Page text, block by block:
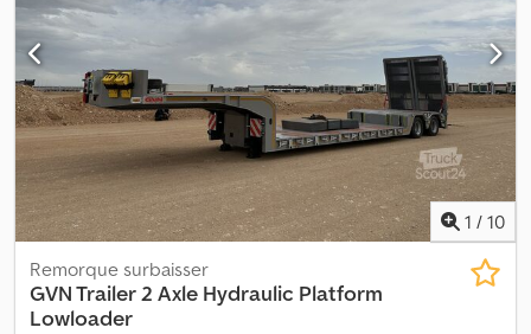
50% ; Réduction : Essieux planétaires extérieurs Poids Poids à
vide : 14.435 kg Charge utile : 11.565 kg Poids total autorisé (PTAC) :
26.000 kg Fonctionnel Marque de la carrosserie : Kennisservice
15/0040 État État technique : bon État visuel : bon Sécurité du
produit Fabricant : Clean Mat Trucks B.V. Wageningsestraat 17
6673DB ANDELST, NL
1 / 10
Remorque surbaisser
GVN Trailer2 Axle Hydraulic Platform
Lowloader